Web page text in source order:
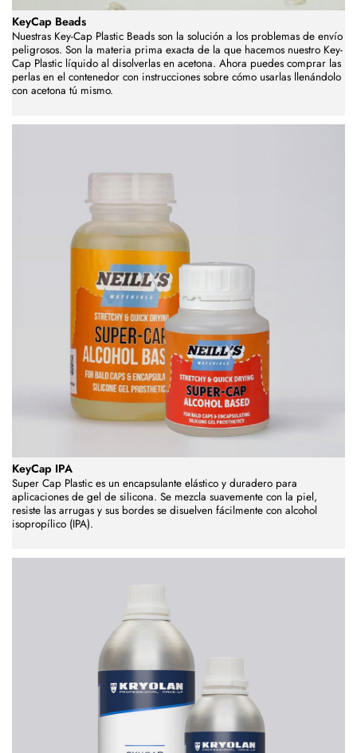
KeyCap Beads
Nuestras Key-Cap Plastic Beads son la solución a los problemas de envío
peligrosos. Son la materia prima exacta de la que hacemos nuestro Key-
Cap Plastic líquido al disolverlas en acetona. Ahora puedes comprar las
perlas en el contenedor con instrucciones sobre cómo usarlas llenándolo
con acetona tú mismo.
KeyCap IPA
Super Cap Plastic es un encapsulante elástico y duradero para
aplicaciones de gel de silicona. Se mezcla suavemente con la piel,
resiste las arrugas y sus bordes se disuelven fácilmente con alcohol
isopropílico (IPA).